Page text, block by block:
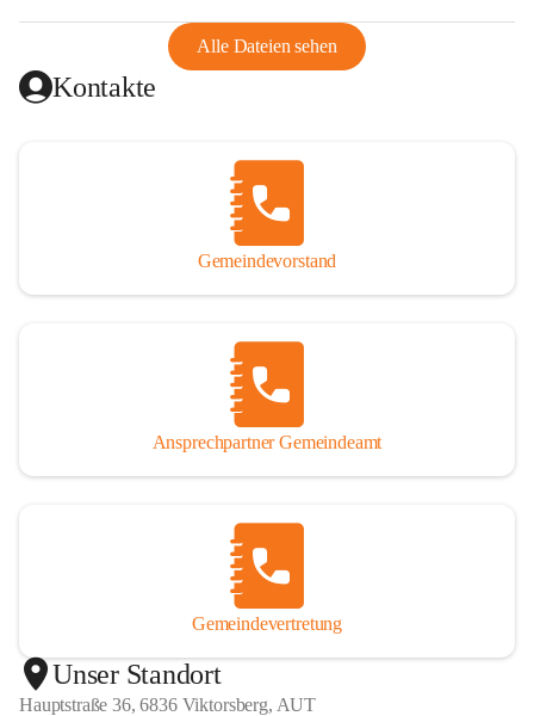
Alle Dateien sehen
Kontakte
Gemeindevorstand
Ansprechpartner Gemeindeamt
Gemeindevertretung
Unser Standort
Hauptstraße 36, 6836 Viktorsberg, AUT